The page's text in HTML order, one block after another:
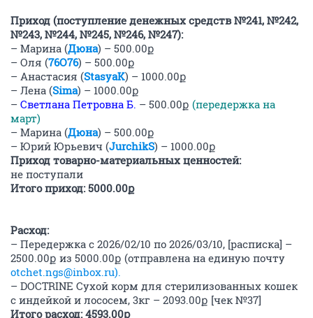
Приход (поступление денежных средств №241, №242,
№243, №244, №245, №246, №247):
– Марина (Дюна) – 500.00ք
– Оля (76О76) – 500.00ք
– Анастасия (StasyaK) – 1000.00ք
– Лена (Sima) – 1000.00ք
– Светлана Петровна Б. – 500.00ք (передержка на
март)
– Марина (Дюна) – 500.00ք
– Юрий Юрьевич (JurchikS) – 1000.00ք
Приход товарно-материальных ценностей:
не поступали
Итого приход: 5000.00ք
Расход:
– Передержка с 2026/02/10 по 2026/03/10, [расписка] –
2500.00ք из 5000.00ք (отправлена на единую почту
otchet.ngs@inbox.ru).
– DOCTRINE Сухой корм для стерилизованных кошек
с индейкой и лососем, 3кг – 2093.00ք [чек №37]
Итого расход: 4593.00ք